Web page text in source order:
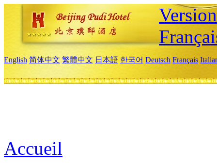
English 简体中文 繁體中文 日本語 한국어 Deutsch Français
Accueil